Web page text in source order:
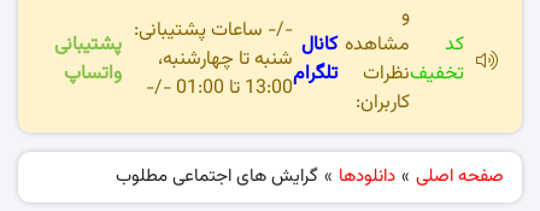
کد
تخفیف
و
مشاهده
نظرات
کاربران:
کانال
تلگرام
-/- ساعات پشتیبانی:
شنبه تا چهارشنبه،
13:00 تا 01:00 -/-
پشتیبانی
واتساپ
صفحه اصلی » دانلودها » گرایش های اجتماعی مطلوب